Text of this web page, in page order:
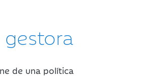
de una política